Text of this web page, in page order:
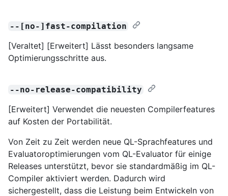
--[no-]fast-compilation
[Veraltet] [Erweitert] Lässt besonders langsame
Optimierungsschritte aus.
--no-release-compatibility
[Erweitert] Verwendet die neuesten Compilerfeatures
auf Kosten der Portabilität.
Von Zeit zu Zeit werden neue QL-Sprachfeatures und
Evaluatoroptimierungen vom QL-Evaluator für einige
Releases unterstützt, bevor sie standardmäßig im QL-
Compiler aktiviert werden. Dadurch wird
sichergestellt, dass die Leistung beim Entwickeln von